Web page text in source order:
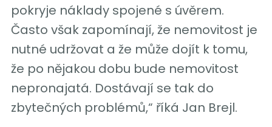
pokryje náklady spojené s úvěrem.
Často však zapomínají, že nemovitost je
nutné udržovat a že může dojít k tomu,
že po nějakou dobu bude nemovitost
nepronajatá. Dostávají se tak do
zbytečných problémů,“ říká Jan Brejl.